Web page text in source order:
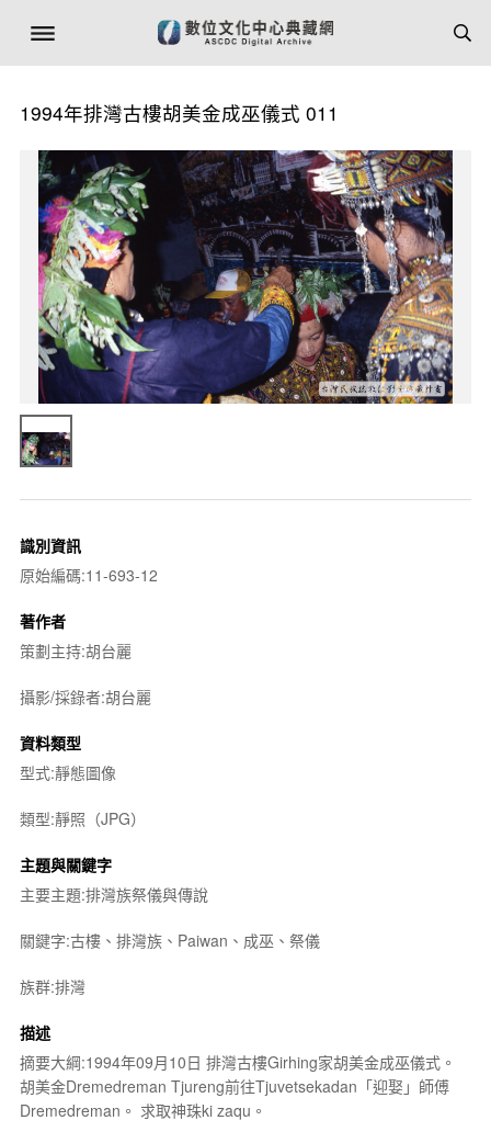
1994年排灣古樓胡美金成巫儀式 011
識別資訊
原始編碼:11-693-12
著作者
策劃主持:胡台麗
攝影/採錄者:胡台麗
資料類型
型式:靜態圖像
類型:靜照（JPG）
主題與關鍵字
主要主題:排灣族祭儀與傳說
關鍵字:古樓、排灣族、Paiwan、成巫、祭儀
族群:排灣
描述
摘要大綱:1994年09月10日 排灣古樓Girhing家胡美金成巫儀式。
胡美金Dremedreman Tjureng前往Tjuvetsekadan「迎娶」師傅
Dremedreman。 求取神珠ki zaqu。